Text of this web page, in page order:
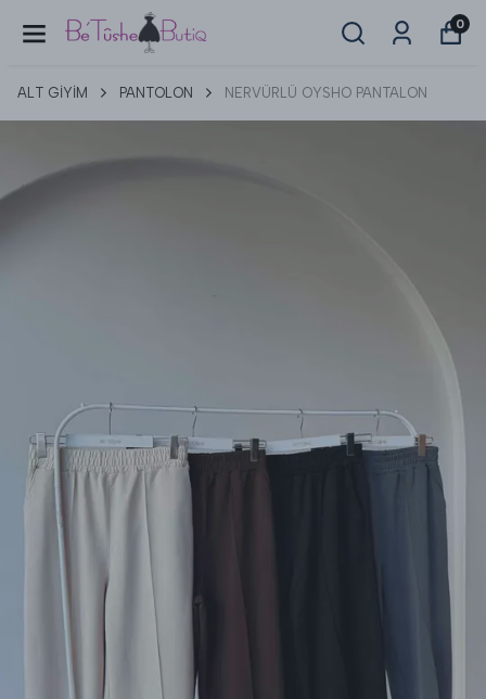
0
ALT GİYİM PANTOLON NERVÜRLÜ OYSHO PANTALON